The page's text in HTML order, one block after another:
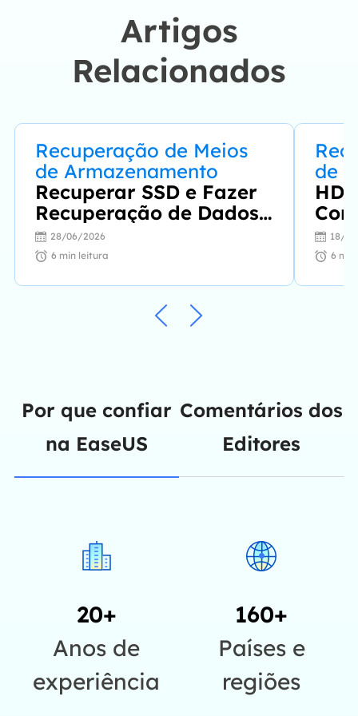
Windows, Mac e
smartphone."…
Artigos
Relacionados
Recuperação de Meios
de Armazenamento
Recuperar SSD e Fazer
Recuperação de Dados
SSD no Windows 10/11
28/06/2026
6 min leitura
de
HD
18/
6
Por que confiar
na EaseUS
Comentários dos
Editores
20+
Anos de
experiência
160+
Países e
regiões